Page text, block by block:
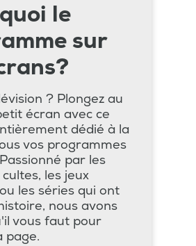
le
sur
? Plongez au
écran avec ce
dédié à la
vos programmes
par les
les jeux
les séries qui ont
nous avons
vous faut pour
page.